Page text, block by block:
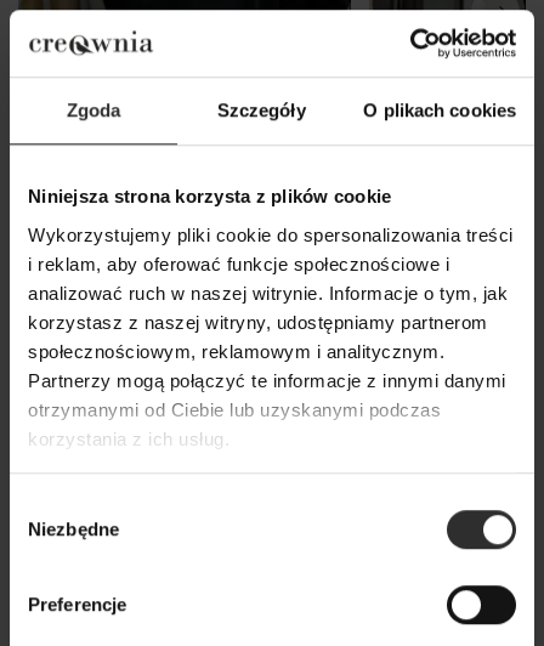
Zgoda Szczegóły O plikach cookies
Niniejsza strona korzysta z plików cookie
Wykorzystujemy pliki cookie do spersonalizowania treści
i reklam, aby oferować funkcje społecznościowe i
analizować ruch w naszej witrynie. Informacje o tym, jak
korzystasz z naszej witryny, udostępniamy partnerom
społecznościowym, reklamowym i analitycznym.
Partnerzy mogą połączyć te informacje z innymi danymi
otrzymanymi od Ciebie lub uzyskanymi podczas
korzystania z ich usług.
zgody
Niezbędne
Preferencje
Czarny T-shirt Wiskozowy z
dekoltem w szpic See Black
159,00 zł
Czarne Spodnie
zwężanymi
Wiskoza
239,00 zł
Popularne produkty
Wybrane dla Ciebie z sercem i charakterem
Nowy